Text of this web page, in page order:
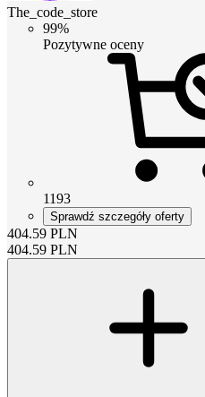
The_code_store
99%
Pozytywne oceny
1193
Sprawdź szczegóły oferty
404.59 PLN
404.59 PLN